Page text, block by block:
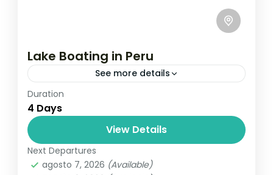
Lake Boating in Peru
See more details
Travel is the movement of people between
relatively distant geographical locations,
and can involve travel by foot, bicycle,
automobile, train, boat, bus, airplane, or
other...
India,Nepal
2 People
Duration
4 Days
View Details
Next Departures
agosto 7, 2026 (Available)